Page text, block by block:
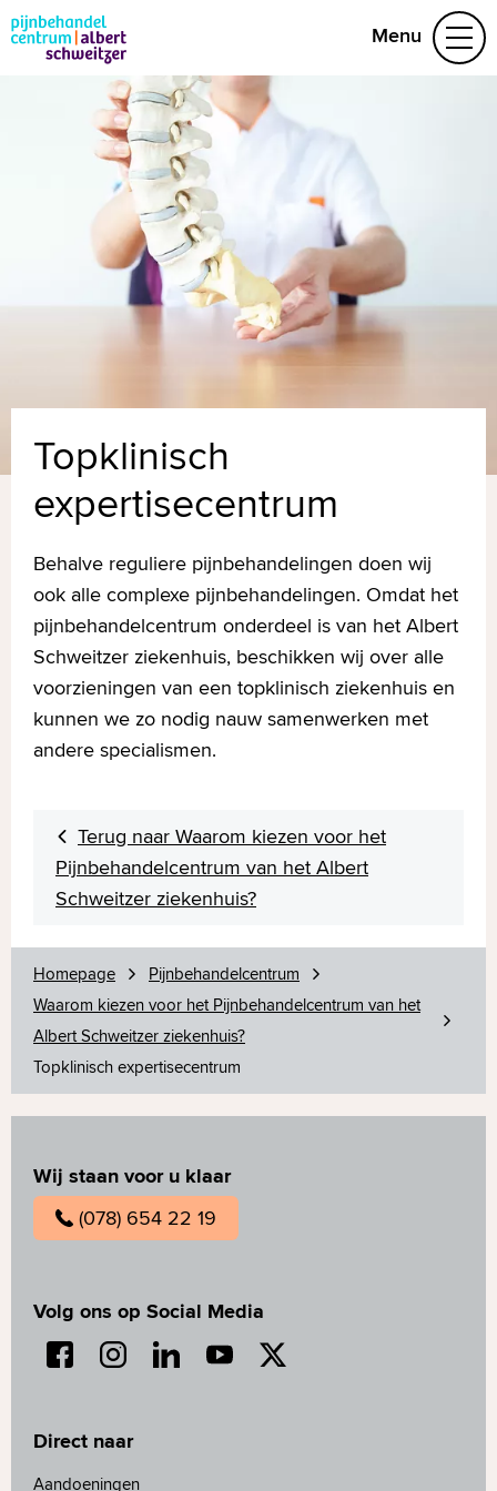
Menu
Aandoeningen
Behandelteam
Contact
(078) 654 22 19
Naar home asz.nl
Topklinisch
expertisecentrum
Behalve reguliere pijnbehandelingen doen wij
ook alle complexe pijnbehandelingen. Omdat het
pijnbehandelcentrum onderdeel is van het Albert
Schweitzer ziekenhuis, beschikken wij over alle
voorzieningen van een topklinisch ziekenhuis en
kunnen we zo nodig nauw samenwerken met
andere specialismen.
Terug naar Waarom kiezen voor het
Pijnbehandelcentrum van het Albert
Schweitzer ziekenhuis?
Homepage
Pijnbehandelcentrum
Waarom kiezen voor het Pijnbehandelcentrum van het
Albert Schweitzer ziekenhuis?
Topklinisch expertisecentrum
Wij staan voor u klaar
(078) 654 22 19
Volg ons op Social Media
Direct naar
Aandoeningen